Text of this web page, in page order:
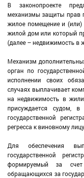
В законопроекте
механизмы защиты прав
жилое помещение и (или)
жилой дом или который
(далее – недвижимость в
Механизм
орган по
исполнении своих
случаях выплачивает
на недвижимость в
присуждается судом,
государственной
регресса к виновному
Для обеспечения
государственной
формируемый за
обращающихся за